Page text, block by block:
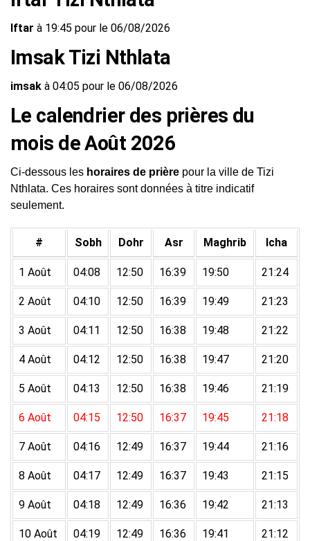
Iftar à 19:45 pour le 06/08/2026
Imsak Tizi Nthlata
imsak à 04:05 pour le 06/08/2026
Le calendrier des prières du
mois de Août 2026
Ci-dessous les horaires de prière pour la ville de Tizi
Nthlata. Ces horaires sont données à titre indicatif
seulement.
# Sobh Dohr Asr Maghrib Icha
1 Août 04:08 12:50 16:39 19:50 21:24
2 Août 04:10 12:50 16:39 19:49 21:23
3 Août 04:11 12:50 16:38 19:48 21:22
4 Août 04:12 12:50 16:38 19:47 21:20
5 Août 04:13 12:50 16:38 19:46 21:19
6 Août 04:15 12:50 16:37 19:45 21:18
7 Août 04:16 12:49 16:37 19:44 21:16
8 Août 04:17 12:49 16:37 19:43 21:15
9 Août 04:18 12:49 16:36 19:42 21:13
10 Août 04:19 12:49 16:36 19:41 21:12